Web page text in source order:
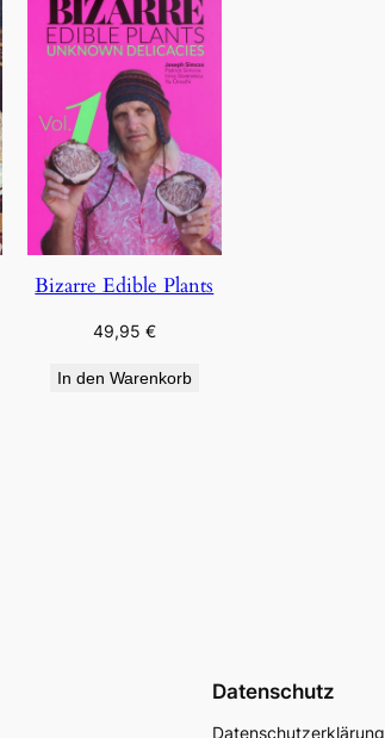
Bizarre Edible Plants
49,95 €
In den Warenkorb
Datenschutz
Datenschutzerklärung